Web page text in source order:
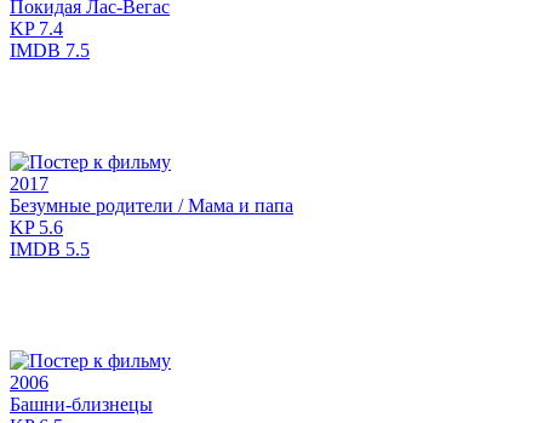
Покидая Лас-Вегас
KP7.4
IMDB 7.5
2017
Безумные родители / Мама и папа
KP5.6
IMDB 5.5
2006
Башни-близнецы